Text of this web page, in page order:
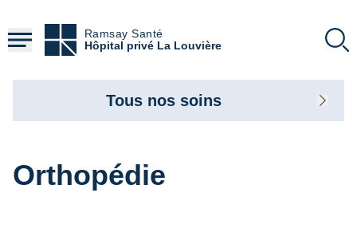
contenu
principal
Ramsay Santé
Hôpital privé La Louvière
Orthopédie
Tous nos soins